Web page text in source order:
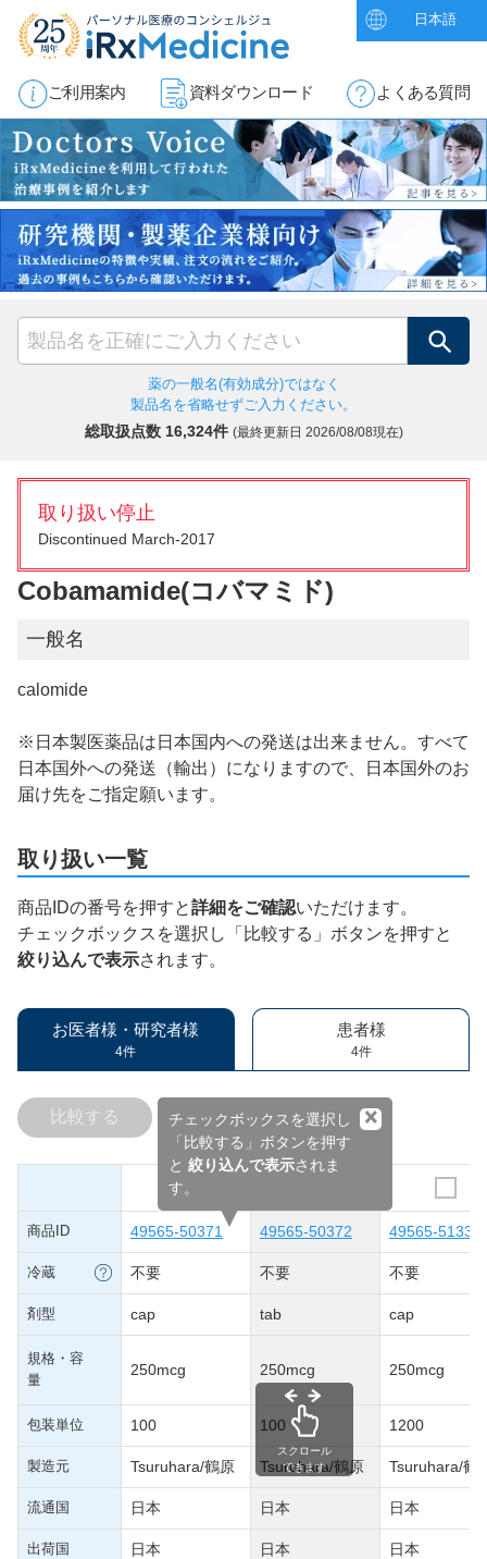
日本語
ご利用案内 資料ダウンロード よくある質問
検索
薬の一般名(有効成分)ではなく
製品名を省略せずご入力ください。
総取扱点数 16,324件 (最終更新日 2026/08/08現在)
取り扱い停止
Discontinued March-2017
Cobamamide(コバマミド)
一般名
calomide
※日本製医薬品は日本国内への発送は出来ません。すべて
日本国外への発送（輸出）になりますので、日本国外のお
届け先をご指定願います。
取り扱い一覧
商品IDの番号を押すと詳細をご確認いただけます。
チェックボックスを選択し「比較する」ボタンを押すと
絞り込んで表示されます。
お医者様・研究者様
4件
患者様
4件
チェックボックスを選択し
「比較する」ボタンを押す
と 絞り込んで表示されま
す。
×
比較する
商品ID 49565-50371 49565-50372 49565-51330
冷蔵 不要 不要 不要
剤型 cap tab cap
規格・容
量
250mcg 250mcg 250mcg
包装単位 100 100 1200
製造元 Tsuruhara/鶴原 Tsuruhara/鶴原 Tsuruhara/鶴
流通国 日本 日本 日本
出荷国 日本 日本 日本
スクロール
できます